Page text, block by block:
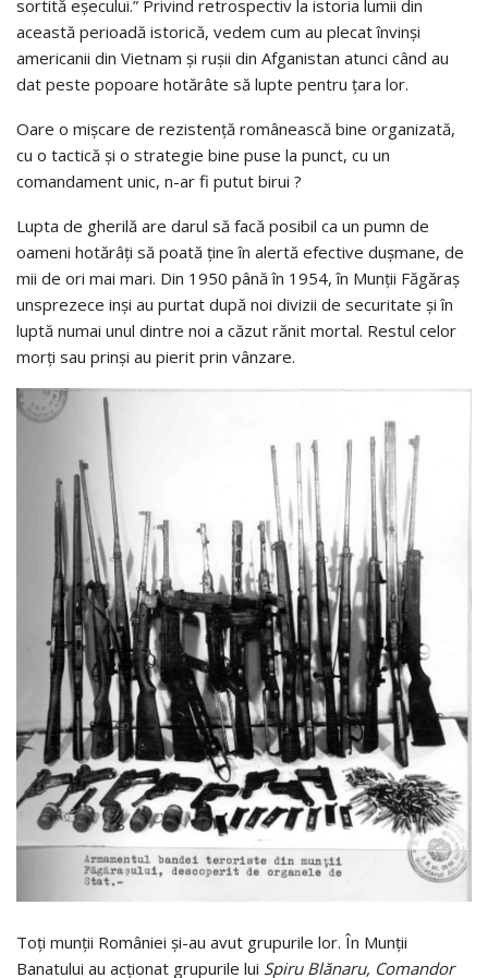
sortită eşecului.” Privind retrospectiv la istoria lumii din
această perioadă istorică, vedem cum au plecat învinşi
americanii din Vietnam şi ruşii din Afganistan atunci când au
dat peste popoare hotărâte să lupte pentru ţara lor.
Oare o mişcare de rezistenţă românească bine organizată,
cu o tactică şi o strategie bine puse la punct, cu un
comandament unic, n-ar fi putut birui ?
Lupta de gherilă are darul să facă posibil ca un pumn de
oameni hotărâţi să poată ţine în alertă efective duşmane, de
mii de ori mai mari. Din 1950 până în 1954, în Munţii Făgăraş
unsprezece inşi au purtat după noi divizii de securitate şi în
luptă numai unul dintre noi a căzut rănit mortal. Restul celor
morţi sau prinşi au pierit prin vânzare.
Toţi munţii României şi-au avut grupurile lor. În Munţii
Banatului au acţionat grupurile lui Spiru Blănaru, Comandor